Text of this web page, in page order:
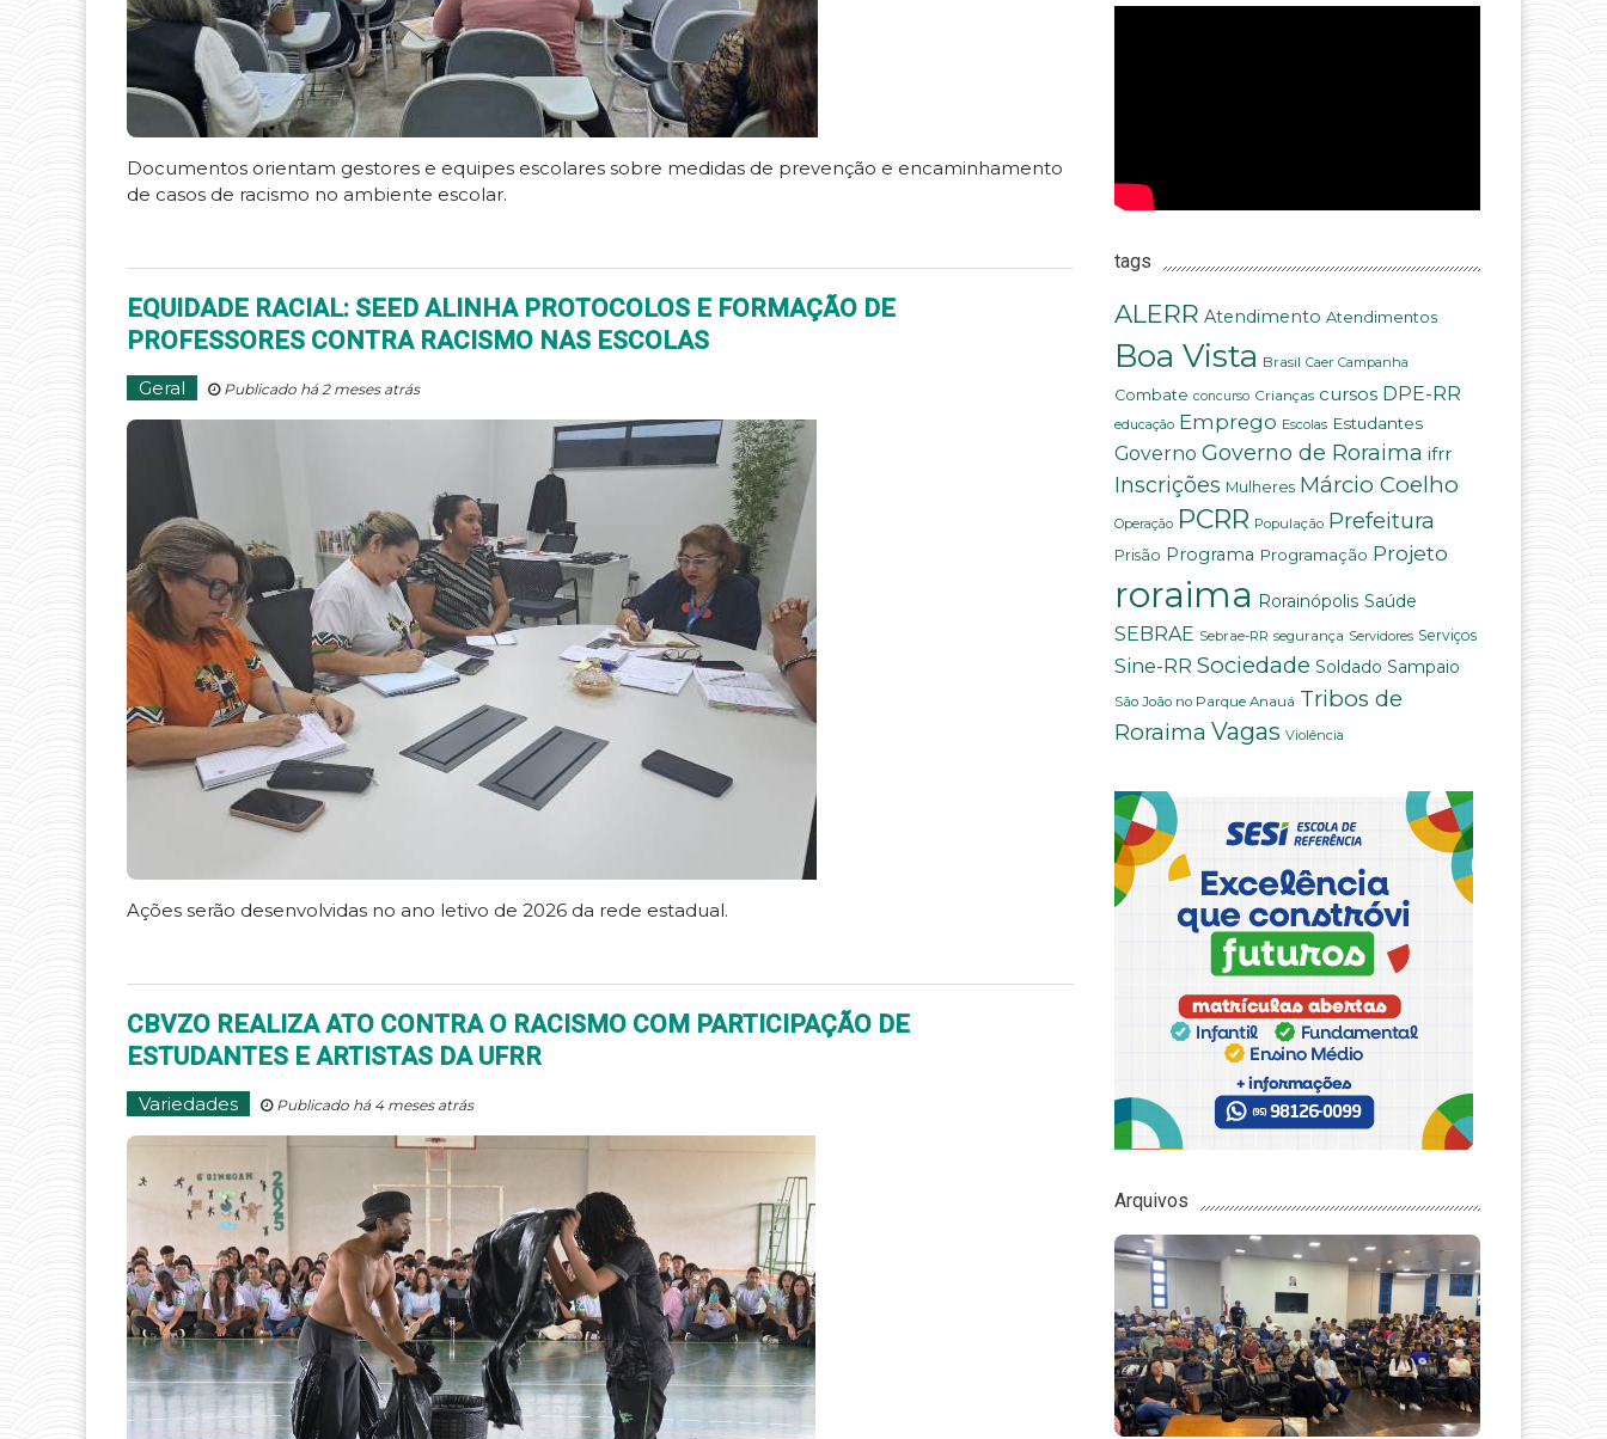
Documentos orientam gestores e equipes escolares sobre medidas de prevenção e encaminhamento
de casos de racismo no ambiente escolar.
EQUIDADE RACIAL: SEED ALINHA PROTOCOLOS E FORMAÇÃO DE
PROFESSORES CONTRA RACISMO NAS ESCOLAS
Geral Publicado há 2 meses atrás
Ações serão desenvolvidas no ano letivo de 2026 da rede estadual.
CBVZO REALIZA ATO CONTRA O RACISMO COM PARTICIPAÇÃO DE
ESTUDANTES E ARTISTAS DA UFRR
Variedades Publicado há 4 meses atrás
tags
ALERR Atendimento Atendimentos
Boa Vista Brasil Caer Campanha
Combate concurso Crianças cursos DPE-RR
educação Emprego Escolas Estudantes
Governo Governo de Roraima ifrr
Inscrições Mulheres Márcio Coelho
Operação PCRR População Prefeitura
Prisão Programa Programação Projeto
roraima Rorainópolis Saúde
SEBRAE Sebrae-RR segurança Servidores Serviços
Sine-RR Sociedade Soldado Sampaio
São João no Parque Anauá Tribos de
Roraima Vagas Violência
Arquivos